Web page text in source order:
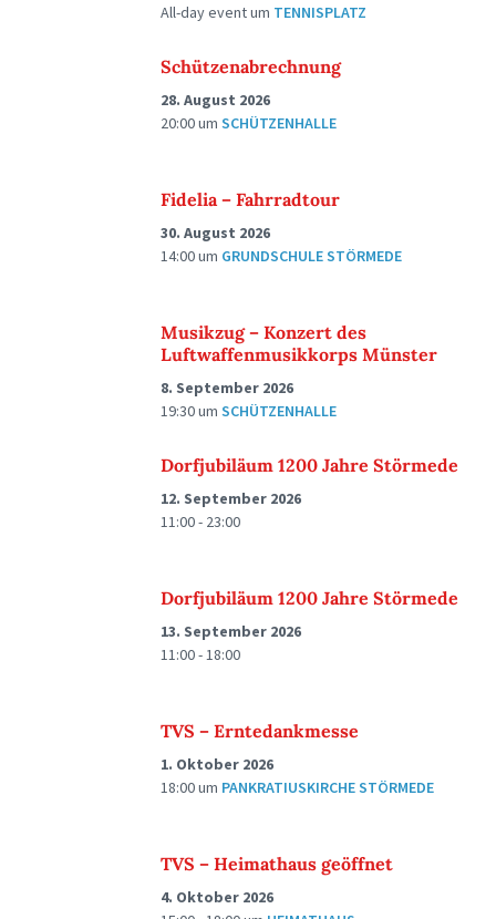
All-day eventum TENNISPLATZ
Schützenabrechnung
28. August 2026
20:00um SCHÜTZENHALLE
Fidelia – Fahrradtour
30. August 2026
14:00um GRUNDSCHULE STÖRMEDE
Musikzug – Konzert des
Luftwaffenmusikkorps Münster
8. September 2026
19:30um SCHÜTZENHALLE
Dorfjubiläum 1200 Jahre Störmede
12. September 2026
11:00 - 23:00
Dorfjubiläum 1200 Jahre Störmede
13. September 2026
11:00 - 18:00
TVS – Erntedankmesse
1. Oktober 2026
18:00um PANKRATIUSKIRCHE STÖRMEDE
TVS – Heimathaus geöffnet
4. Oktober 2026